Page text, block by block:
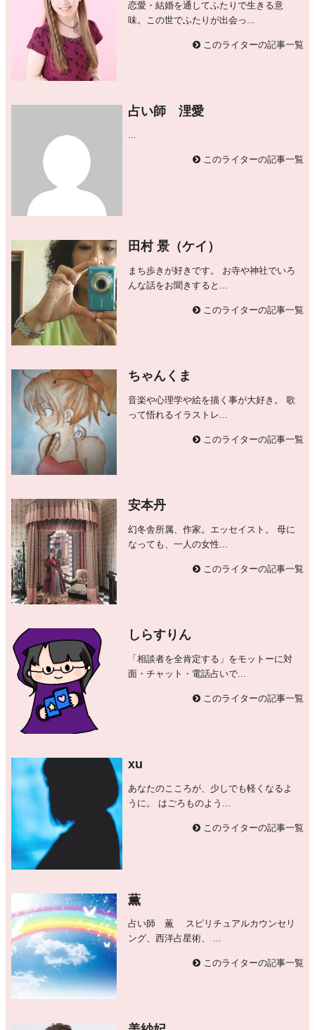
恋愛・結婚を通してふたりで生きる意
味。この世でふたりが出会っ...
このライターの記事一覧
占い師 浬愛
...
このライターの記事一覧
田村 景（ケイ）
まち歩きが好きです。 お寺や神社でいろ
んな話をお聞きすると...
このライターの記事一覧
ちゃんくま
音楽や心理学や絵を描く事が大好き。 歌
って悟れるイラストレ...
このライターの記事一覧
安本丹
幻冬舎所属、作家。エッセイスト。 母に
なっても、一人の女性...
このライターの記事一覧
しらすりん
「相談者を全肯定する」をモットーに対
面・チャット・電話占いで...
このライターの記事一覧
xu
あなたのこころが、少しでも軽くなるよ
うに。 はごろものよう...
このライターの記事一覧
薫
占い師 薫 スピリチュアルカウンセリ
ング、西洋占星術、 ...
このライターの記事一覧